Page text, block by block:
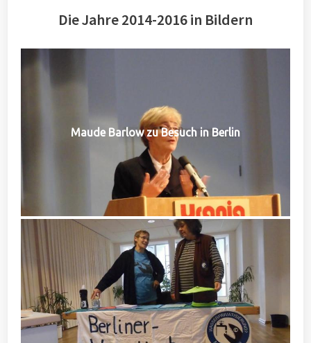
Die Jahre 2014-2016 in Bildern
Maude Barlow zu Besuch in Berlin